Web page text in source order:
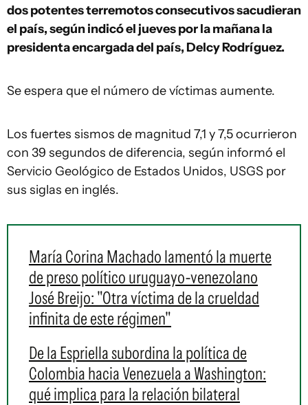
dos potentes terremotos consecutivos sacudieran
el país, según indicó el jueves por la mañana la
presidenta encargada del país, Delcy Rodríguez.
Se espera que el número de víctimas aumente.
Los fuertes sismos de magnitud 7,1 y 7,5 ocurrieron
con 39 segundos de diferencia, según informó el
Servicio Geológico de Estados Unidos, USGS por
sus siglas en inglés.
María Corina Machado lamentó la muerte
de preso político uruguayo-venezolano
José Breijo: "Otra víctima de la crueldad
infinita de este régimen"
De la Espriella subordina la política de
Colombia hacia Venezuela a Washington:
qué implica para la relación bilateral